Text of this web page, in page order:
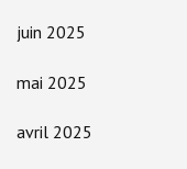
juin 2025
mai 2025
avril 2025